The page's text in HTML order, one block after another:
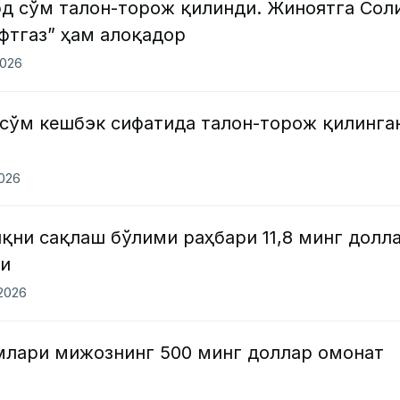
сўм талон-торож қилинди. Жиноятга
ҳам алоқадор
кешбэк сифатида талон-торож
сақлаш бўлими раҳбари 11,8 минг
мижознинг 500 минг доллар омонат